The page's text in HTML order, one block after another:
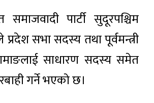
पार्टी सुदूरपश्चिम
सभा सदस्य तथा पूर्वमन्त्री
साधारण सदस्य समेत
गर्ने भएको छ।